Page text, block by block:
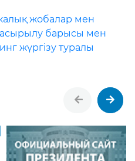
жобалар мен
асырылу барысы мен
жүргізу туралы